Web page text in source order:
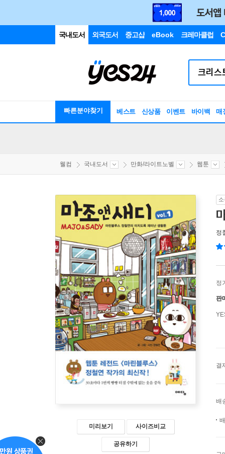
국내도서 외국도서 중고샵 eBook 크레마클럽
빠른분야찾기 베스트 신상품 이벤트 바이백 매
웰컴 국내도서 만화/라이트노벨 웹툰
미리보기 사이즈비교
공유하기
정
정
판
결
배